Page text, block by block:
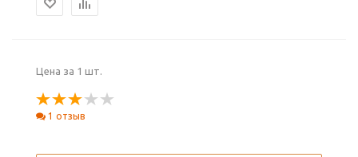
Цена за 1 шт.
1 отзыв